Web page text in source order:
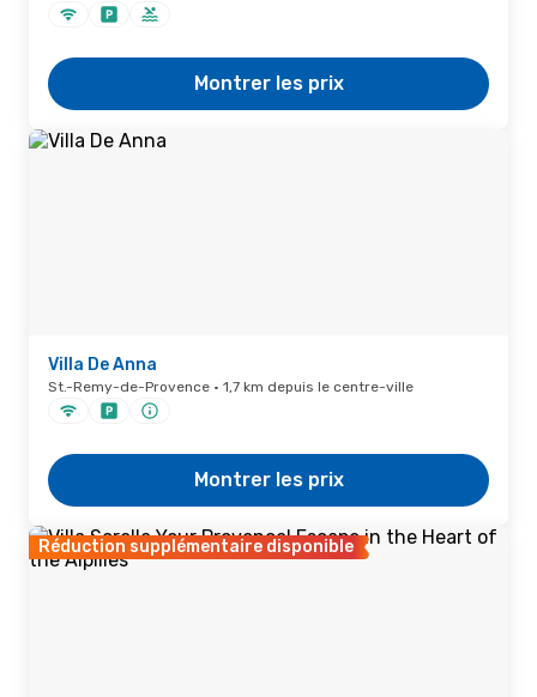
Montrer les prix
Villa De Anna
St.-Remy-de-Provence · 1,7 km depuis le centre-ville
Montrer les prix
Réduction supplémentaire disponible